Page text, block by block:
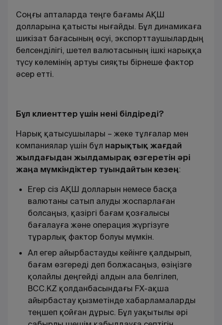
Соңғы апталарда теңге бағамы АҚШ
долларына қатысты нығайды. Бұл динамикаға
шикізат бағасының өсуі, экспорттаушылардың
белсенділігі, шетел валютасының ішкі нарыққа
түсу көлемінің артуы сияқты бірнеше фактор
әсер етті.
Бұл клиенттер үшін нені білдіреді?
Нарық қатысушылары – жеке тұлғалар мен
компаниялар үшін бұл нарықтық жағдай
жылдағыдан жылдамырақ өзгеретін әрі
жаңа мүмкіндіктер туындайтын кезең:
Егер сіз АҚШ долларын немесе басқа
валютаны сатып алуды жоспарлаған
болсаңыз, қазіргі бағам қозғалысы
бағалауға және операция жүргізуге
тұрарлық фактор болуы мүмкін.
Ал егер айырбастауды кейінге қалдырып,
бағам өзгереді деп болжасаңыз, өзіңізге
қолайлы деңгейді алдын ала белгілеп,
BCC.KZ қолданбасындағы FX-ақша
айырбастау қызметінде хабарламаларды
теңшеп қойған дұрыс. Бұл уақытылы әрі